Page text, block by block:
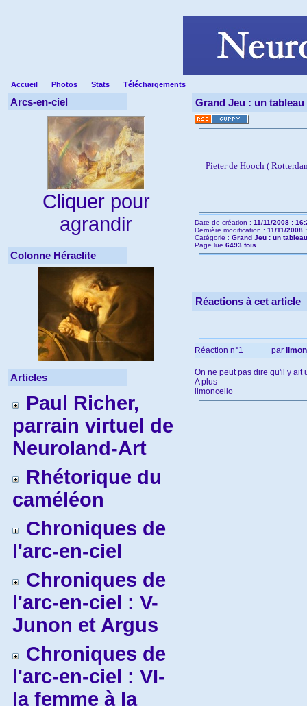
Accueil Photos Stats Téléchargements
Arcs-en-ciel
Cliquer pour
agrandir
Colonne Héraclite
Articles
Paul Richer,
parrain virtuel de
Neuroland-Art
Rhétorique du
caméléon
Chroniques de
l'arc-en-ciel
Chroniques de
l'arc-en-ciel : V-
Junon et Argus
Chroniques de
l'arc-en-ciel : VI-
la femme à la
Grand Jeu : un
Pieter de Hooch (
Date de création : 11/11/2008 :
Dernière modification : 11/11/2008
Catégorie : Grand Jeu : un
Page lue 6493 fois
Réactions à cet article
Réaction n°1 par
On ne peut pas dire qu'il y ait
A plus
limoncello